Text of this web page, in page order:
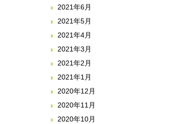
2021年6月
2021年5月
2021年4月
2021年3月
2021年2月
2021年1月
2020年12月
2020年11月
2020年10月